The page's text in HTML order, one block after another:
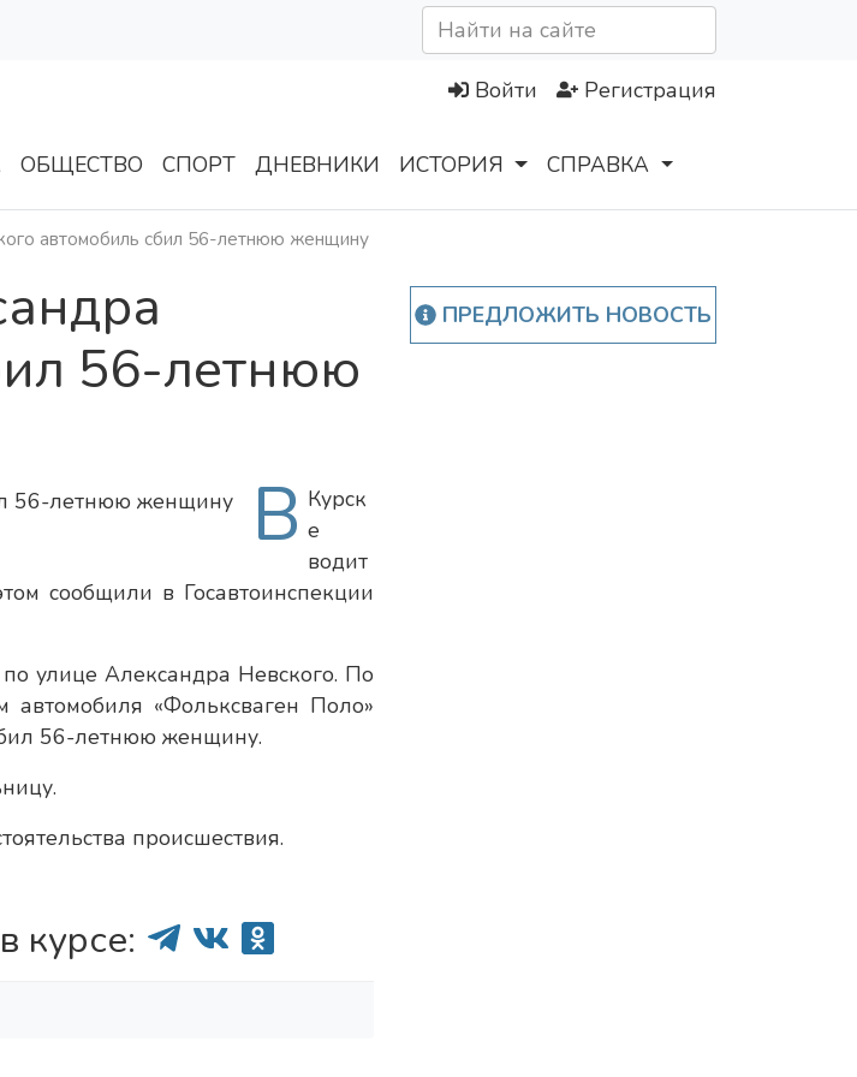
Войти Регистрация
ОБЩЕСТВО СПОРТ ДНЕВНИКИ ИСТОРИЯ СПРАВКА
автомобиль сбил 56-летнюю женщину
56-летнюю
В Курск
е
водит
сообщили в Госавтоинспекции
улице Александра Невского. По
«Фольксваген Поло»
56-летнюю женщину.
происшествия.
курсе:
ПРЕДЛОЖИТЬ НОВОСТЬ